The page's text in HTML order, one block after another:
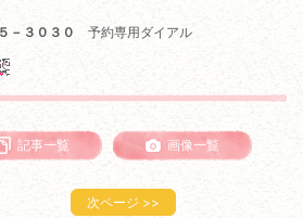
－３０３０ 予約専用ダイアル
記事一覧 画像一覧
次ページ >>